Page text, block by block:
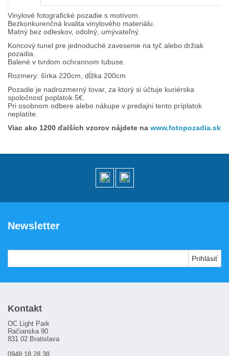
Vyváženie bielej
Informácie
Domov
Doručenie tovaru
Zákaznícka karta
Ako nakupovať
Vinylové fotografické pozadie s motívom.
Bezkonkurenčná kvalita vinylového materiálu.
Matný bez odleskov, odolný, umývateľný.
Koncový tunel pre jednoduché zavesenie na tyč alebo držiak
pozadia.
Balené v tvrdom ochrannom tubuse.
Rozmery: šírka 220cm, dĺžka 200cm
Pozadie je nadrozmerný tovar, za ktorý si účtuje kuriérska
spoločnosť poplatok 5€.
Pri osobnom odbere alebo nákupe v predajni tento príplatok
neplatíte.
Viac ako 1200 ďalších vzorov nájdete na www.fotopozadia.sk
Newsletter
Kontakt
OC Light Park
Račianska 90
831 02 Bratislava
0948 18 28 38